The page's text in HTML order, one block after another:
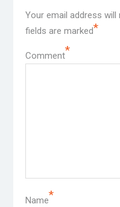
Your email address will
fields are marked*
Comment*
Name*